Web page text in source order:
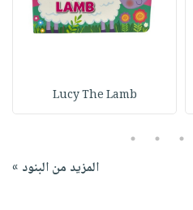
Lucy The Lamb
3
4
5
المزيد من البنود »